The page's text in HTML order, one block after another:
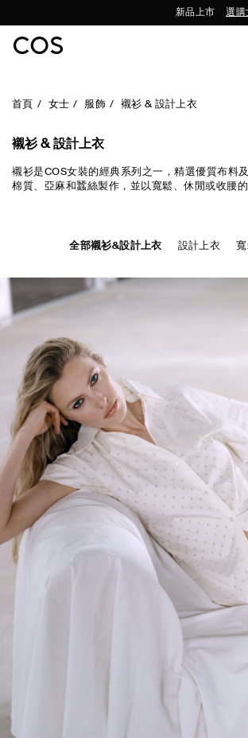
新品上市 選購女裝
首頁 女士 服飾 襯衫 & 設計上衣
襯衫 & 設計上衣
襯衫是COS女裝的經典系列之一，精選優質布料
棉質、亞麻和蠶絲製作，並以寬鬆、休閒或收腰
全部襯衫&設計上衣 設計上衣